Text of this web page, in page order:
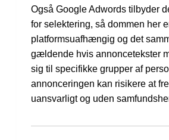
Også Google Adwords tilbyder
for selektering, så dommen her
platformsuafhængig og det
gældende hvis annoncetekster
sig til specifikke grupper af
annonceringen kan risikere at
uansvarligt og uden